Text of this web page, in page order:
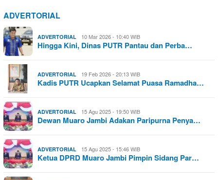
ADVERTORIAL
ADVERTORIAL 10 Mar 2026 - 10:40 WIB
Hingga Kini, Dinas PUTR Pantau dan Perba…
ADVERTORIAL 19 Feb 2026 - 20:13 WIB
Kadis PUTR Ucapkan Selamat Puasa Ramadha…
ADVERTORIAL 15 Agu 2025 - 19:50 WIB
Dewan Muaro Jambi Adakan Paripurna Penya…
ADVERTORIAL 15 Agu 2025 - 15:46 WIB
Ketua DPRD Muaro Jambi Pimpin Sidang Par…